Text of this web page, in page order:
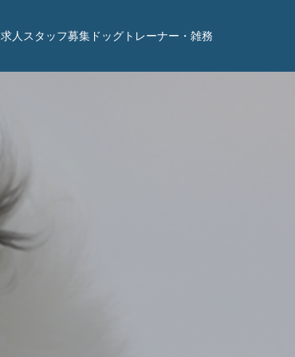
求人スタッフ募集ドッグトレーナー・雑務